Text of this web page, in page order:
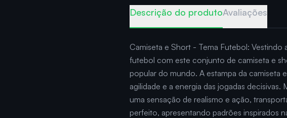
Descrição do produtoAvaliações
Camiseta e Short - Tema Futebol:
futebol com este conjunto de camiseta e
popular do mundo. A estampa da camiseta
agilidade e a energia das jogadas
uma sensação de realismo e ação,
perfeito, apresentando padrões inspirados